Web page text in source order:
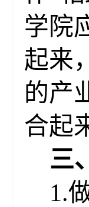
学院
起来
的产
合起
三
1.